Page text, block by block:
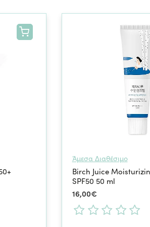
δέρματός σας στην καθημερινή
Άμεσα Διαθέσιμο
Birch Juice
SPF50 50 ml
16,00€